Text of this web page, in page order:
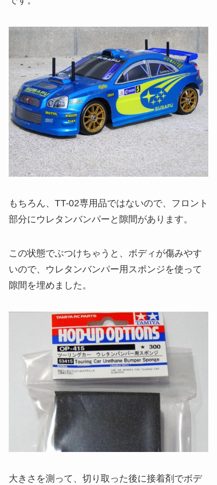
もちろん、TT-02専用品ではないので、フロント
部分にウレタンバンパーと隙間があります。
この状態でぶつけちゃうと、ボディが傷みやす
いので、ウレタンバンパー用スポンジを使って
隙間を埋めました。
大きさを測って、切り取った後に接着剤でボデ